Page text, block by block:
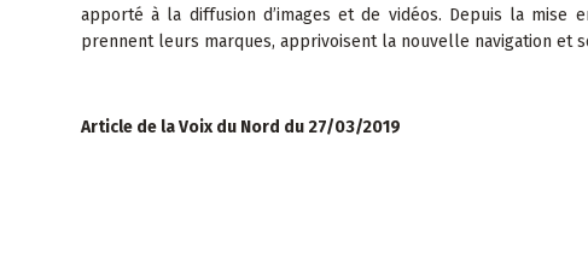
apporté à la diffusion d’images et de vidéos. Depuis la
prennent leurs marques, apprivoisent la nouvelle navigation et
Article de la Voix du Nord du 27/03/2019